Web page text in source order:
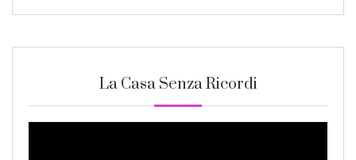
La Casa Senza Ricordi